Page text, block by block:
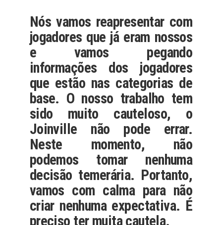
Nós vamos reapresentar com
jogadores que já eram nossos
e vamos pegando
informações dos jogadores
que estão nas categorias de
base. O nosso trabalho tem
sido muito cauteloso, o
Joinville não pode errar.
Neste momento, não
podemos tomar nenhuma
decisão temerária. Portanto,
vamos com calma para não
criar nenhuma expectativa. É
preciso ter muita cautela.